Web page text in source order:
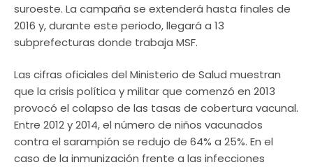
suroeste. La campaña se extenderá hasta finales de
2016 y, durante este periodo, llegará a 13
subprefecturas donde trabaja MSF.
Las cifras oficiales del Ministerio de Salud muestran
que la crisis política y militar que comenzó en 2013
provocó el colapso de las tasas de cobertura vacunal.
Entre 2012 y 2014, el número de niños vacunados
contra el sarampión se redujo de 64% a 25%. En el
caso de la inmunización frente a las infecciones